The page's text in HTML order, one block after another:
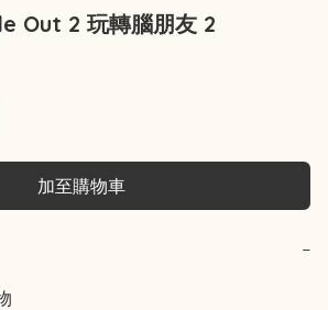
Out 2 玩轉腦朋友 2
加至購物車
−